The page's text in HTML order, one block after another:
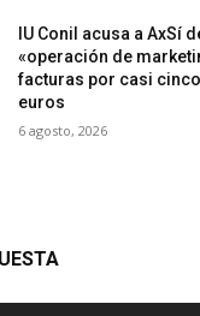
IU Conil acusa a AxSí
«operación de
facturas por casi
euros
6 agosto, 2026